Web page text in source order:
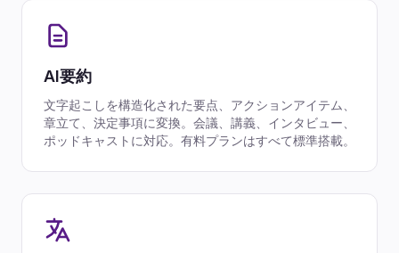
AI要約
文字起こしを構造化された要点、アクションアイテム、
章立て、決定事項に変換。会議、講義、インタビュー、
ポッドキャストに対応。有料プランはすべて標準搭載。